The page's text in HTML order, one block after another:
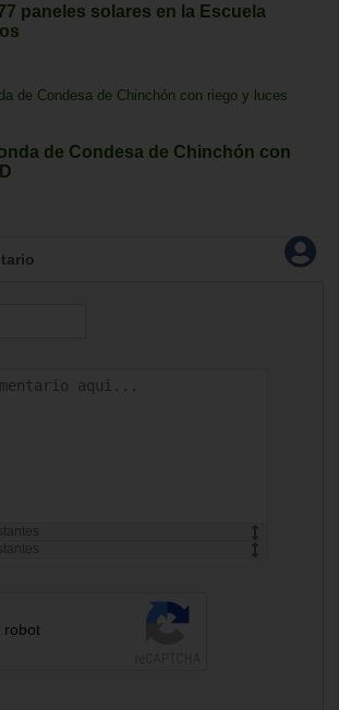
paneles solares en la Escuela
de Condesa de Chinchón con
robot